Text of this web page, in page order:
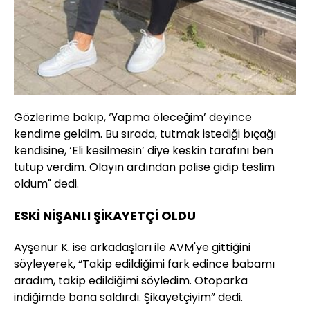
Gözlerime bakıp, ‘Yapma öleceğim’ deyince
kendime geldim. Bu sırada, tutmak istediği bıçağı
kendisine, ‘Eli kesilmesin’ diye keskin tarafını ben
tutup verdim. Olayın ardından polise gidip teslim
oldum" dedi.
ESKİ NİŞANLI ŞİKAYETÇİ OLDU
Ayşenur K. ise arkadaşları ile AVM'ye gittiğini
söyleyerek, “Takip edildiğimi fark edince babamı
aradım, takip edildiğimi söyledim. Otoparka
indiğimde bana saldırdı. Şikayetçiyim” dedi.